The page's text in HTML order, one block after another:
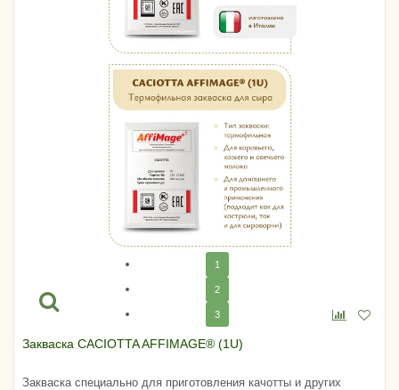
1
2
3
Закваска CACIOTTA AFFIMAGE® (1U)
Закваска специально для приготовления качотты и других